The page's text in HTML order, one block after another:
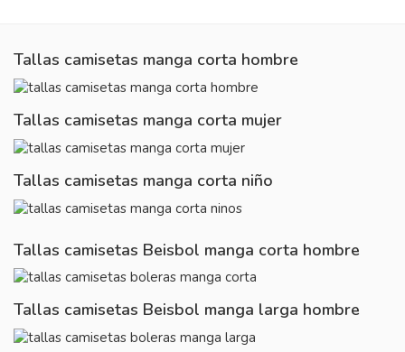
Tallas camisetas manga corta hombre
Tallas camisetas manga corta mujer
Tallas camisetas manga corta niño
Tallas camisetas Beisbol manga corta hombre
Tallas camisetas Beisbol manga larga hombre